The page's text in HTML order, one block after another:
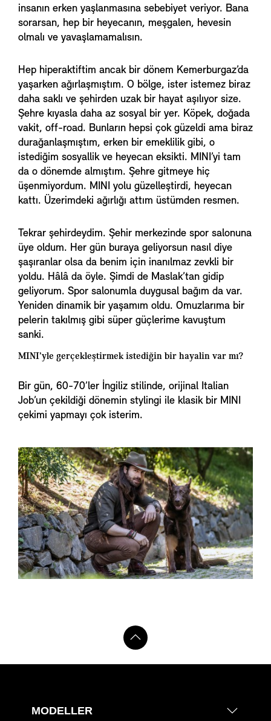
insanın erken yaşlanmasına sebebiyet veriyor. Bana
sorarsan, hep bir heyecanın, meşgalen, hevesin
olmalı ve yavaşlamamalısın.
Hep hiperaktiftim ancak bir dönem Kemerburgaz’da
yaşarken ağırlaşmıştım. O bölge, ister istemez biraz
daha saklı ve şehirden uzak bir hayat aşılıyor size.
Şehre kıyasla daha az sosyal bir yer. Köpek, doğada
vakit, off-road. Bunların hepsi çok güzeldi ama biraz
durağanlaşmıştım, erken bir emeklilik gibi, o
istediğim sosyallik ve heyecan eksikti. MINI’yi tam
da o dönemde almıştım. Şehre gitmeye hiç
üşenmiyordum. MINI yolu güzelleştirdi, heyecan
kattı. Üzerimdeki ağırlığı attım üstümden resmen.
Tekrar şehirdeydim. Şehir merkezinde spor salonuna
üye oldum. Her gün buraya geliyorsun nasıl diye
şaşıranlar olsa da benim için inanılmaz zevkli bir
yoldu. Hâlâ da öyle. Şimdi de Maslak’tan gidip
geliyorum. Spor salonumla duygusal bağım da var.
Yeniden dinamik bir yaşamım oldu. Omuzlarıma bir
pelerin takılmış gibi süper güçlerime kavuştum
sanki.
MINI’yle gerçekleştirmek istediğin bir hayalin var mı?
Bir gün, 60-70’ler İngiliz stilinde, orijinal Italian
Job’un çekildiği dönemin stylingi ile klasik bir MINI
çekimi yapmayı çok isterim.
MODELLER